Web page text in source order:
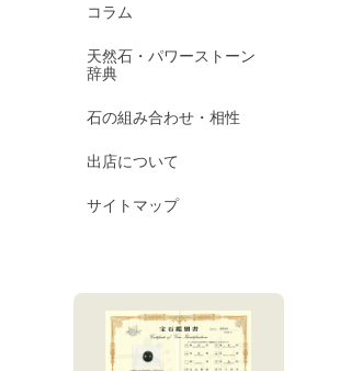
コラム
天然石・パワーストーン
辞典
石の組み合わせ・相性
出店について
サイトマップ